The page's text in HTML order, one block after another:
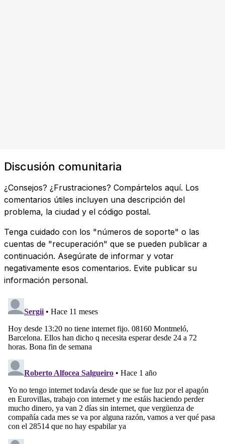
Discusión comunitaria
¿Consejos? ¿Frustraciones? Compártelos aquí. Los
comentarios útiles incluyen una descripción del
problema, la ciudad y el código postal.
Tenga cuidado con los "números de soporte" o las
cuentas de "recuperación" que se pueden publicar a
continuación. Asegúrate de informar y votar
negativamente esos comentarios. Evite publicar su
información personal.